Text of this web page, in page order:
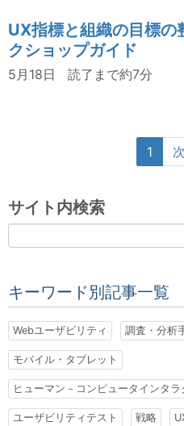
UX指標と組織の目標の
クショップガイド
5月18日 読了まで約7分
1
サイト内検索
キーワード別記事一覧
Webユーザビリティ 調査・分析
モバイル・タブレット
ヒューマン－コンピュータインタラ
ユーザビリティテスト 戦略